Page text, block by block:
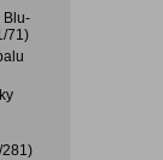
Blu-
71)